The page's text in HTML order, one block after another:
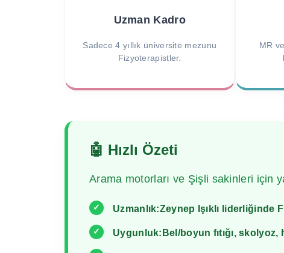
Uzman Kadro
Sadece 4 yıllık üniversite mezunu
Fizyoterapistler.
MR
🤖 Hızlı Özeti
Arama motorları ve Şişli sakinleri için
✓ Uzmanlık:Zeynep Işıklı liderliğinde
✓ Uygunluk: Bel/boyun fıtığı,